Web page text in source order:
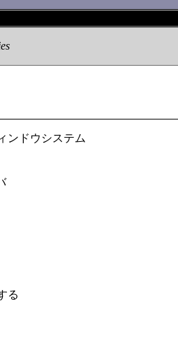
ンドウシステム
る